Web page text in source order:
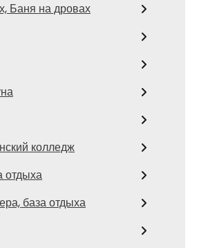
Баня на дровах
колледж
отдыха
база отдыха